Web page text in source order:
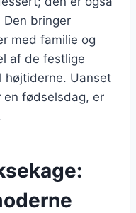
bringer
med familie og
af de festlige
højtiderne. Uanset
fødselsdag, er